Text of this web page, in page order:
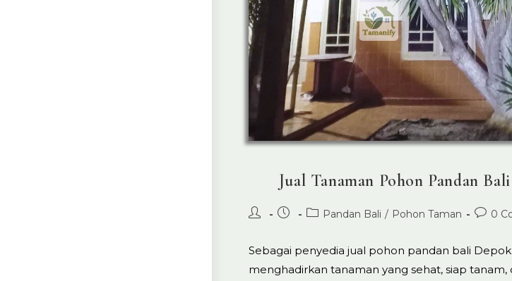
Jual Tanaman Pohon Pandan
Post Post PostPandan Bali / Pohon Taman
Post
0
Sebagai penyedia jual pohon pandan bali
menghadirkan tanaman yang sehat, siap